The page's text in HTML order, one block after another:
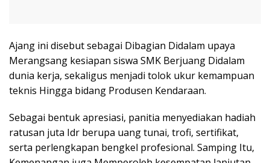
Ajang ini disebut sebagai Dibagian Didalam upaya
Merangsang kesiapan siswa SMK Berjuang Didalam
dunia kerja, sekaligus menjadi tolok ukur kemampuan
teknis Hingga bidang Produsen Kendaraan.
Sebagai bentuk apresiasi, panitia menyediakan hadiah
ratusan juta Idr berupa uang tunai, trofi, sertifikat,
serta perlengkapan bengkel profesional. Samping Itu,